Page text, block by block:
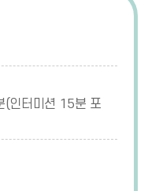
인터미션 15분 포